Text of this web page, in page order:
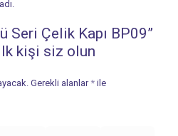
Seri Çelik Kapı BP09”
kişi siz olun
Gerekli alanlar * ile